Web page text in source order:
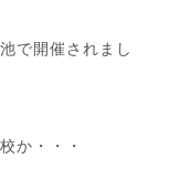
で開催されまし
か・・・